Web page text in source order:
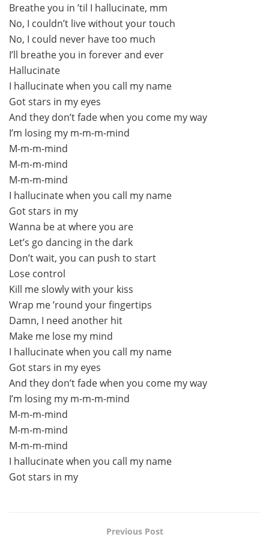
Breathe you in ’til I hallucinate, mm
No, I couldn’t live without your touch
No, I could never have too much
I’ll breathe you in forever and ever
Hallucinate
I hallucinate when you call my name
Got stars in my eyes
And they don’t fade when you come my way
I’m losing my m-m-m-mind
M-m-m-mind
M-m-m-mind
M-m-m-mind
I hallucinate when you call my name
Got stars in my
Wanna be at where you are
Let’s go dancing in the dark
Don’t wait, you can push to start
Lose control
Kill me slowly with your kiss
Wrap me ’round your fingertips
Damn, I need another hit
Make me lose my mind
I hallucinate when you call my name
Got stars in my eyes
And they don’t fade when you come my way
I’m losing my m-m-m-mind
M-m-m-mind
M-m-m-mind
M-m-m-mind
I hallucinate when you call my name
Got stars in my
Previous Post